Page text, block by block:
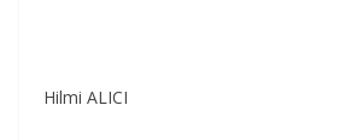
Hilmi ALICI